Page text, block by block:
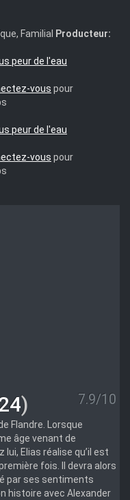
Familial
Producteur:
peur de l'eau
vous pour
peur de l'eau
vous pour
) 7.9/10
Flandre. Lorsque
âge venant de
Elias réalise qu’il est
fois. Il devra alors
par ses sentiments
histoire avec Alexander